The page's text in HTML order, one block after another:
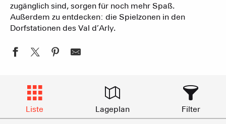
zugänglich sind, sorgen für noch mehr Spaß.
Außerdem zu entdecken: die Spielzonen in den
Dorfstationen des Val d’Arly.
Liste Lageplan Filter